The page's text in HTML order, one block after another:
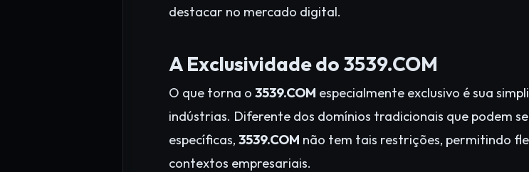
destacar no mercado digital.
A Exclusividade do 3539.COM
O que torna o 3539.COM especialmente exclusivo é sua
indústrias. Diferente dos domínios tradicionais que podem
específicas, 3539.COM não tem tais restrições, permitindo
contextos empresariais.